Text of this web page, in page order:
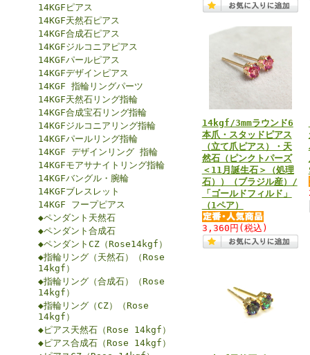
14KGFピアス
14KGF天然石ピアス
14KGF合成石ピアス
14KGFジルコニアピアス
14KGFパールピアス
14KGFデザインピアス
14KGF 指輪リングパーツ
14KGF天然石リング指輪
14KGF合成宝石リング指輪
14KGFジルコニアリング指輪
14KGFパールリング指輪
14KGF デザインリング 指輪
14KGFモアサナイトリング指輪
14KGFバングル・腕輪
14KGFブレスレット
14KGF フープピアス
◆ペンダント天然石
◆ペンダント合成石
◆ペンダントCZ（Rose14kgf）
◆指輪リング（天然石）（Rose
14kgf）
◆指輪リング（合成石）（Rose
14kgf）
◆指輪リング（CZ）（Rose
14kgf）
◆ピアス天然石（Rose 14kgf）
◆ピアス合成石（Rose 14kgf）
14kgf/3mmラウンド6
本爪・スタッドピアス
（立て爪ピアス）・天
然石（ピンクトパーズ
＜11月誕生石＞（処理
石））（ブラジル産）/
「ゴールドフィルド」
（1ペア）
3,360円 (税込)